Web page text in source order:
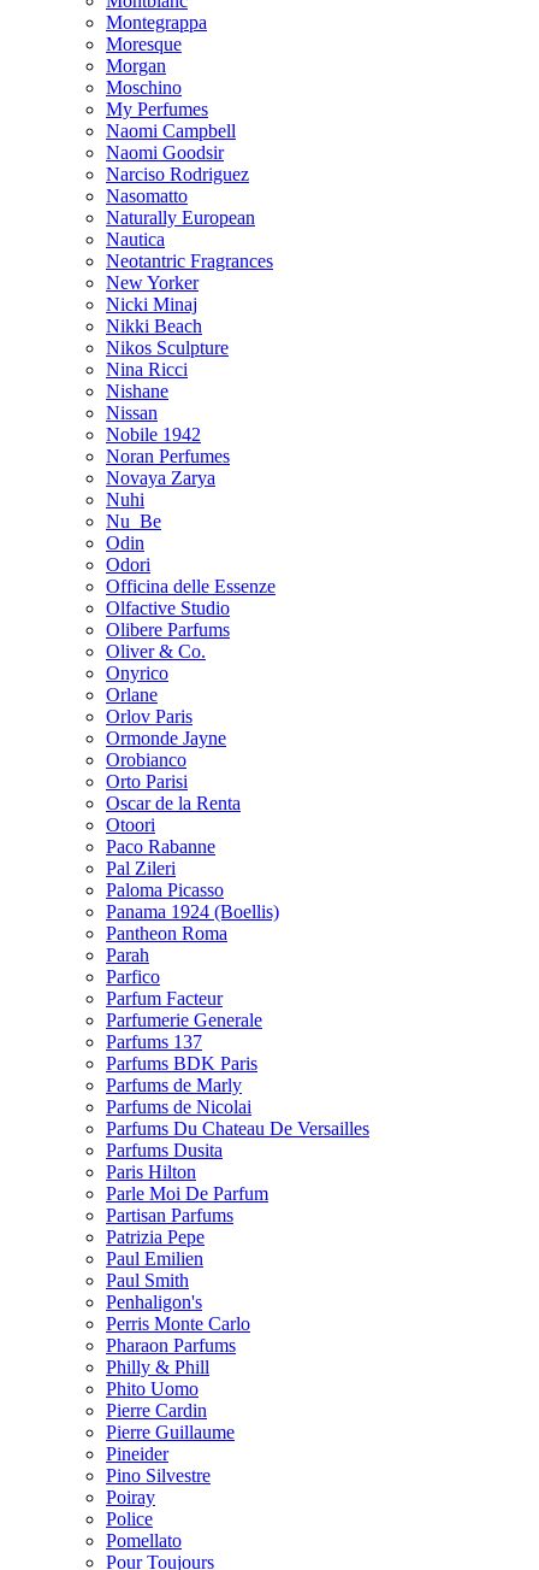
Montegrappa
Moresque
Morgan
Moschino
My Perfumes
Naomi Campbell
Naomi Goodsir
Narciso Rodriguez
Nasomatto
Naturally European
Nautica
Neotantric Fragrances
New Yorker
Nicki Minaj
Nikki Beach
Nikos Sculpture
Nina Ricci
Nishane
Nissan
Nobile 1942
Noran Perfumes
Novaya Zarya
Nuhi
Nu_Be
Odin
Odori
Officina delle Essenze
Olfactive Studio
Olibere Parfums
Oliver & Co.
Onyrico
Orlane
Orlov Paris
Ormonde Jayne
Orobianco
Orto Parisi
Oscar de la Renta
Otoori
Paco Rabanne
Pal Zileri
Paloma Picasso
Panama 1924 (Boellis)
Pantheon Roma
Parah
Parfico
Parfum Facteur
Parfumerie Generale
Parfums 137
Parfums BDK Paris
Parfums de Marly
Parfums de Nicolai
Parfums Du Chateau De Versailles
Parfums Dusita
Paris Hilton
Parle Moi De Parfum
Partisan Parfums
Patrizia Pepe
Paul Emilien
Paul Smith
Penhaligon's
Perris Monte Carlo
Pharaon Parfums
Philly & Phill
Phito Uomo
Pierre Cardin
Pierre Guillaume
Pineider
Pino Silvestre
Poiray
Police
Pomellato
Pour Toujours